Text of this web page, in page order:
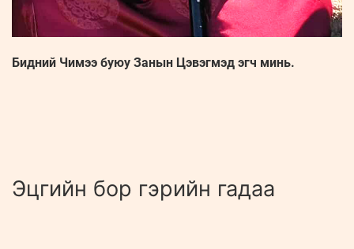
Бидний Чимээ буюу Занын Цэвэгмэд эгч минь.
Эцгийн бор гэрийн гадаа